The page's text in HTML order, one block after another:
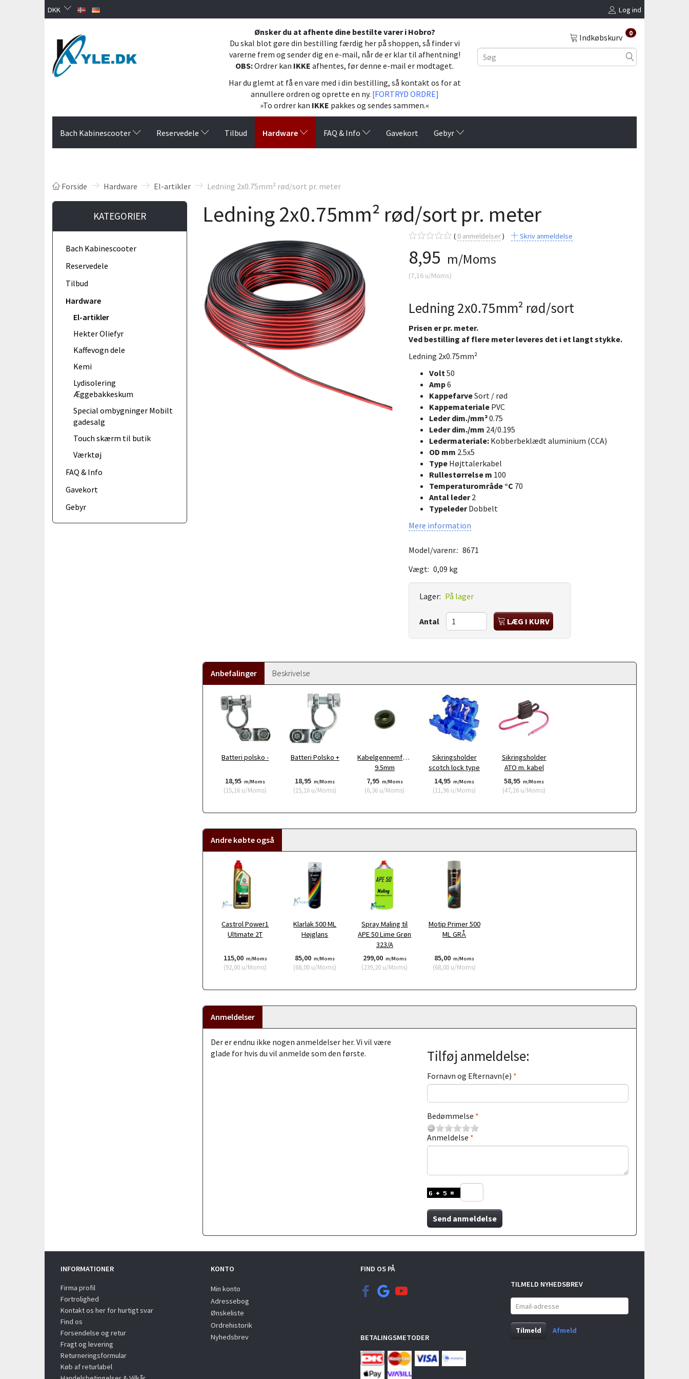
DKK Log ind
Ønsker du at afhente dine bestilte varer i Hobro?
Du skal blot gøre din bestilling færdig her på shoppen, så finder vi
varerne frem og sender dig en e-mail, når de er klar til afhentning!
OBS:Ordrer kan IKKE afhentes, før denne e-mail er modtaget.
Har du glemt at få en vare med i din bestilling, så kontakt os for at
annullere ordren og oprette en ny. [FORTRYD ORDRE]
»To ordrer kan IKKE pakkes og sendes sammen.«
Indkøbskurv 0
Bach Kabinescooter Reservedele Tilbud Hardware FAQ & Info Gavekort Gebyr
Forside Hardware El-artikler Ledning 2x0.75mm² rød/sort pr. meter
KATEGORIER
Bach Kabinescooter
Reservedele
Tilbud
Hardware
El-artikler
Hekter Oliefyr
Kaffevogn dele
Kemi
Lydisolering
Æggebakkeskum
Special ombygninger Mobilt
gadesalg
Touch skærm til butik
Værktøj
FAQ & Info
Gavekort
Gebyr
Ledning 2x0.75mm² rød/sort pr. meter
0anmeldelser Skriv anmeldelse
8,95 m/Moms
(7,16u/Moms)
Ledning 2x0.75mm² rød/sort
Prisen er pr. meter.
Ved bestilling af flere meter leveres det i et langt stykke.
Ledning 2x0.75mm²
Volt 50
Amp6
KappefarveSort / rød
KappematerialePVC
Leder dim./mm²0.75
Leder dim./mm 24/0.195
Ledermateriale:Kobberbeklædt aluminium (CCA)
OD mm 2.5x5
TypeHøjttalerkabel
Rullestørrelse m 100
Temperaturområde °C 70
Antal leder2
TypelederDobbelt
Mere information
Model/varenr.: 8671
Vægt: 0,09 kg
Lager: På lager
Antal LÆG I KURV
Anbefalinger Beskrivelse
Batteri polsko -
18,95 m/Moms
(15,16 u/Moms)
Batteri Polsko +
18,95 m/Moms
(15,16 u/Moms)
Kabelgennemføring
9.5mm
7,95 m/Moms
(6,36 u/Moms)
Sikringsholder
scotch lock type
14,95 m/Moms
(11,96 u/Moms)
Sikringsholder
ATO m. kabel
58,95 m/Moms
(47,16 u/Moms)
Andre købte også
Castrol Power1
Ultimate 2T
115,00 m/Moms
(92,00 u/Moms)
Klarlak 500 ML
Højglans
85,00 m/Moms
(68,00 u/Moms)
Spray Maling til
APE 50 Lime Grøn
323/A
299,00 m/Moms
(239,20 u/Moms)
Motip Primer 500
ML GRÅ
85,00 m/Moms
(68,00 u/Moms)
Anmeldelser
Der er endnu ikke nogen anmeldelser her. Vi vil være
glade for hvis du vil anmelde som den første.
Tilføj anmeldelse:
Fornavn og Efternavn(e)
Bedømmelse
Anmeldelse
Send anmeldelse
INFORMATIONER
Firma profil
Fortrolighed
Kontakt os her for hurtigt svar
Find os
Forsendelse og retur
Fragt og levering
Returneringsformular
Køb af returlabel
KONTO
Min konto
Adressebog
Ønskeliste
Ordrehistorik
Nyhedsbrev
FIND OS PÅ
BETALINGSMETODER
TILMELD NYHEDSBREV
Email-
adresse
Tilmeld
Afmeld